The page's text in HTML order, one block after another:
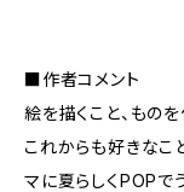
■作者コメント
絵を描くこと、もの
これからも好きなこ
マに夏らしくPOPで